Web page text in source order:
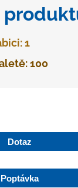
1
100
Dotaz
Poptávka